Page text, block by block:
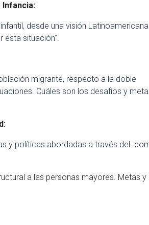
Infancia:
desde una visión
situación”.
migrante, respecto a la doble
Cuáles son los desafíos y
y políticas abordadas a través del
a las personas mayores. Metas